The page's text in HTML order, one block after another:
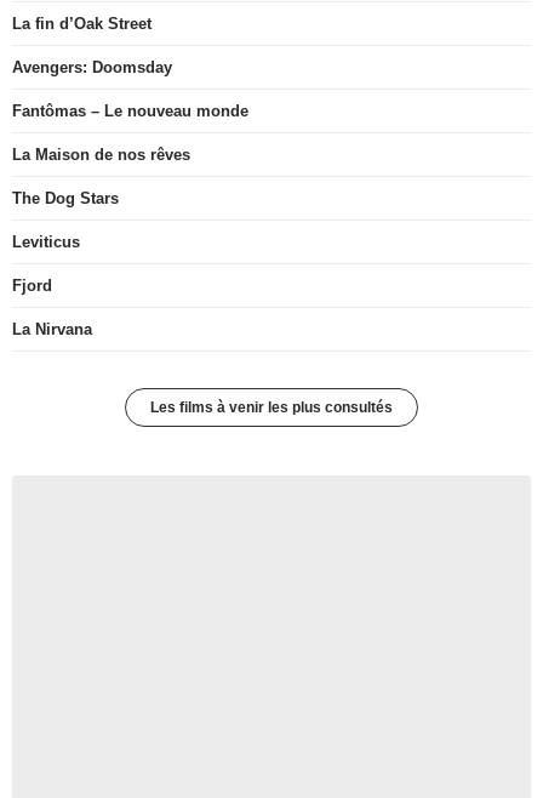
La fin d’Oak Street
Avengers: Doomsday
Fantômas – Le nouveau monde
La Maison de nos rêves
The Dog Stars
Leviticus
Fjord
La Nirvana
Les films à venir les plus consultés